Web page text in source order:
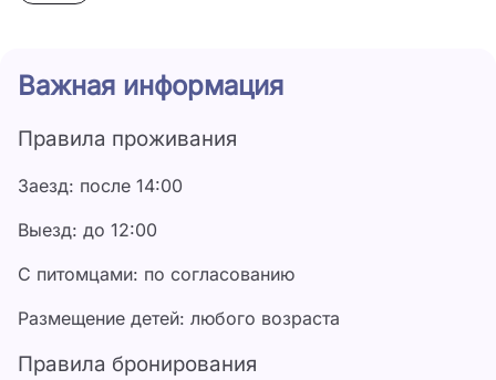
Важная информация
Правила проживания
Заезд: после 14:00
Выезд: до 12:00
С питомцами: по согласованию
Размещение детей: любого возраста
Правила бронирования